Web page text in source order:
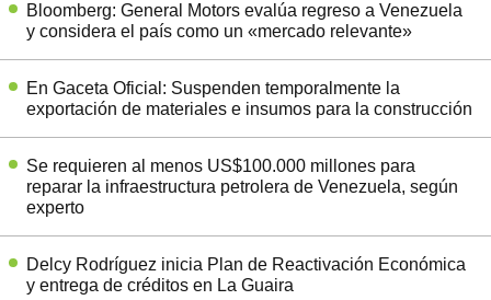
Bloomberg: General Motors evalúa regreso a Venezuela
y considera el país como un «mercado relevante»
En Gaceta Oficial: Suspenden temporalmente la
exportación de materiales e insumos para la construcción
Se requieren al menos US$100.000 millones para
reparar la infraestructura petrolera de Venezuela, según
experto
Delcy Rodríguez inicia Plan de Reactivación Económica
y entrega de créditos en La Guaira